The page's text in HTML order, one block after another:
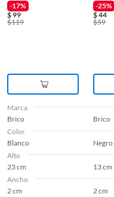
-17%
$99
$119
-25%
$44
$59
Marca
Brico
Brico
Color
Blanco
Negro
Alto
23 cm
13 cm
Ancho
2 cm
2 cm